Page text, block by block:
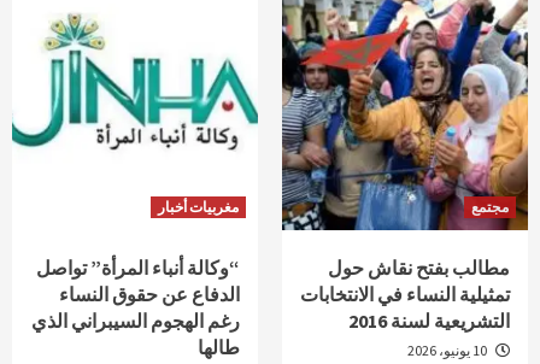
مجتمع
مطالب بفتح نقاش حول
تمثيلية النساء في الانتخابات
التشريعية لسنة 2016
مغربيات أخبار
“وكالة أنباء المرأة” تواصل
الدفاع عن حقوق النساء
رغم الهجوم السيبراني الذي
طالها